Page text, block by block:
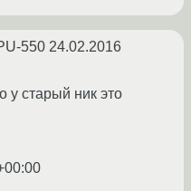
550 24.02.2016
у старый ник это